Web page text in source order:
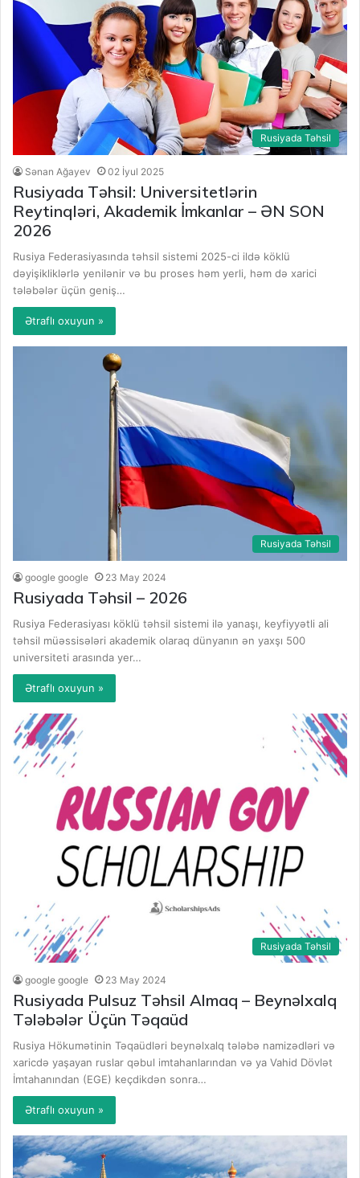
Rusiyada Təhsil
Sənan Ağayev 02 İyul 2025
Rusiyada Təhsil: Universitetlərin
Reytinqləri, Akademik İmkanlar – ƏN SON
2026
Rusiya Federasiyasında təhsil sistemi 2025-ci ildə köklü
dəyişikliklərlə yenilənir və bu proses həm yerli, həm də xarici
tələbələr üçün geniş…
Ətraflı oxuyun »
Rusiyada Təhsil
google google 23 May 2024
Rusiyada Təhsil – 2026
Rusiya Federasiyası köklü təhsil sistemi ilə yanaşı, keyfiyyətli ali
təhsil müəssisələri akademik olaraq dünyanın ən yaxşı 500
universiteti arasında yer…
Ətraflı oxuyun »
Rusiyada Təhsil
google google 23 May 2024
Rusiyada Pulsuz Təhsil Almaq – Beynəlxalq
Tələbələr Üçün Təqaüd
Rusiya Hökumətinin Təqaüdləri beynəlxalq tələbə namizədləri və
xaricdə yaşayan ruslar qəbul imtahanlarından və ya Vahid Dövlət
İmtahanından (EGE) keçdikdən sonra…
Ətraflı oxuyun »